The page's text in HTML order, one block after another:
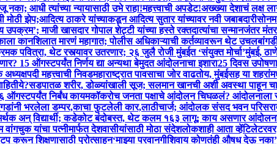
नका; आधी त्यांच्या न्यायासाठी उभे राहा!महत्त्वाची अपडेट!अख्ख्या देशाचं लक्ष
झेप;आदित्य ठाकरे यांच्याकडून आदित्य सुतार यांच्यावर नवी जबाबदारी
उपक्रम’; माजी खासदार गोपाल शेट्टी यांच्या हस्ते रक्तदात्यांचा सन्मानजंतर
कानशि‍लात मारणं महागात; पोलीस अधिकाऱ्याची कर्तव्यावरून थेट
पवित्रा, थेट रस्त्यावर उतरणार; २६ जुलै रोजी मुंबईत ‘संयुक्त मोर्चा’मुंबई,
15 ऑगस्टपर्यंत निर्णय द्या अन्यथा बेमुदत आंदोलनाचा इशारा25 दिवस
महत्त्वाची निवडमहाराष्ट्रात पावसाचा जोर वाढतोय, मुंबईसह या
सडपातळ शरीर, डोळ्यांखाली सूज; सलमान खानची अशी अवस्था पाहून
ऑगस्टपर्यंत निर्बंध कायमकॉकरोच जनता पक्षाचे आंदोलन चिघळलं?
भरलेला डम्पर,काचा फुटलेली कार,लाठीचार्ज; आंदोलक संसद भवन
अन् विद्यार्थी; कडेकोट बंदोबस्त, थेट कलम १६३ लागू; काय असणार
यांचा पत्नीमार्फत देशवासीयांसाठी मोठा संदेशलोकशाही आता
करून शिक्षणासाठी प्रोत्साहन‘माझ्या परवानगीशिवाय कोणतंही औषध देऊ